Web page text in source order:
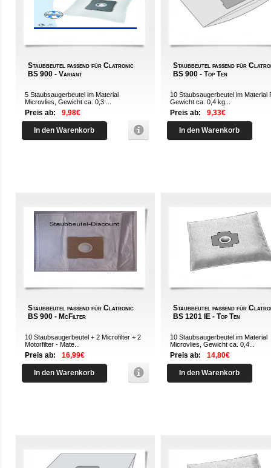
Staubbeutel passend für Clatronic
BS 900 - Variant
5 Staubsaugerbeutel im Material
Microvlies, Gewicht ca. 0,3 ...
Preis ab: 9,98€
In den Warenkorb
Staubbeutel passend für
BS 900 - Top Ten
10 Staubsaugerbeutel im Material
Gewicht ca. 0,4 kg...
Preis ab: 9,33€
In den Warenkorb
Staubbeutel passend für Clatronic
BS 900 - McFilter
10 Staubsaugerbeutel + 2 Microfilter + 2
Motorfilter - Mate...
Preis ab: 16,99€
In den Warenkorb
Staubbeutel passend für
BS 1201 IE - Top Ten
10 Staubsaugerbeutel im Material
Microvlies, Gewicht ca. 0,4...
Preis ab: 14,80€
In den Warenkorb